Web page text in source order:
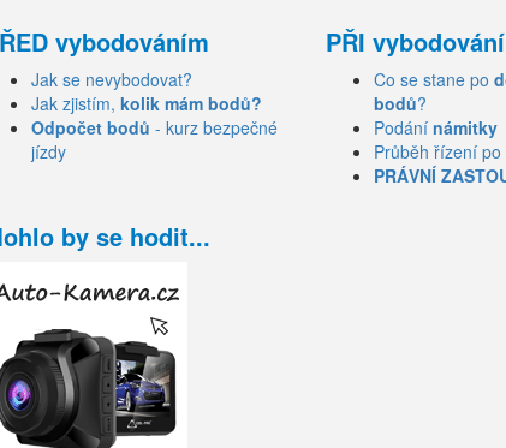
vybodováním
Jak se nevybodovat?
Jak zjistím, kolik mám bodů?
Odpočet bodů - kurz bezpečné
jízdy
PŘI vybodování
Co se stane po
bodů?
Podání námitky
Průběh řízení
PRÁVNÍ
by se hodit...